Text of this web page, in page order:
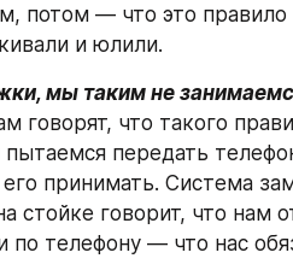
потом — что это правило
и юлили.
мы таким не
говорят, что такого
передать
принимать. Система
стойке говорит, что нам
по телефону — что нас